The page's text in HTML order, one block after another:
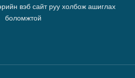
вэб сайт руу холбож ашиглах
боломжтой